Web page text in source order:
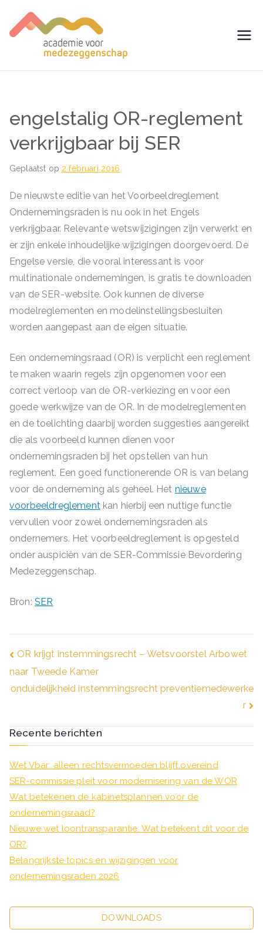
naar
de
voor
Medezegg
engelstalig OR-reglement
verkrijgbaar bij SER
Geplaatst op 2 februari 2016
De nieuwste editie van het Voorbeeldreglement
Ondernemingsraden is nu ook in het Engels
verkrijgbaar. Relevante wetswijzigingen zijn verwerkt en
er zijn enkele inhoudelijke wijzigingen doorgevoerd. De
Engelse versie, die vooral interessant is voor
multinationale ondernemingen, is gratis te downloaden
van de SER-website. Ook kunnen de diverse
modelreglementen en modelinstellingsbesluiten
worden aangepast aan de eigen situatie.
Een ondernemingsraad (OR) is verplicht een reglement
te maken waarin regels zijn opgenomen voor een
correct verloop van de OR-verkiezing en voor een
goede werkwijze van de OR. In de modelreglementen
en de toelichting daarbij worden suggesties aangereikt
die als voorbeeld kunnen dienen voor
ondernemingsraden bij het opstellen van hun
reglement. Een goed functionerende OR is van belang
voor de onderneming als geheel. Het nieuwe
voorbeeldreglementkan hierbij een nuttige functie
vervullen voor zowel ondernemingsraden als
ondernemers. Het voorbeeldreglement is opgesteld
onder auspiciën van de SER-Commissie Bevordering
Medezeggenschap.
Bron: SER
Bericht
navigatie
OR krijgt instemmingsrecht – Wetsvoorstel Arbowet
naar Tweede Kamer
onduidelijkheid instemmingsrecht preventiemedewerke
r
Recente berichten
Wet Vbar: alleen rechtsvermoeden blijft overeind
SER-commissie pleit voor modernisering van de WOR
Wat betekenen de kabinetsplannen voor de
ondernemingsraad?
Nieuwe wet loontransparantie: Wat betekent dit voor de
OR?
Belangrijkste topics en wijzigingen voor
ondernemingsraden 2026
DOWNLOADS